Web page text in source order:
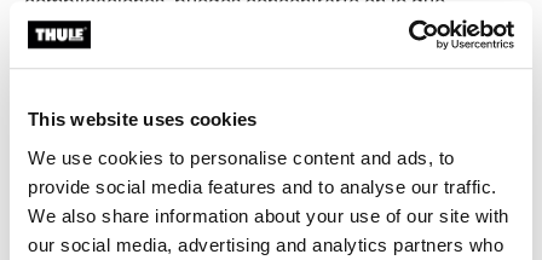
This website uses cookies
We use cookies to personalise content and ads, to
provide social media features and to analyse our traffic.
We also share information about your use of our site with
our social media, advertising and analytics partners who
realmente importa: el lance, la captura y los momentos